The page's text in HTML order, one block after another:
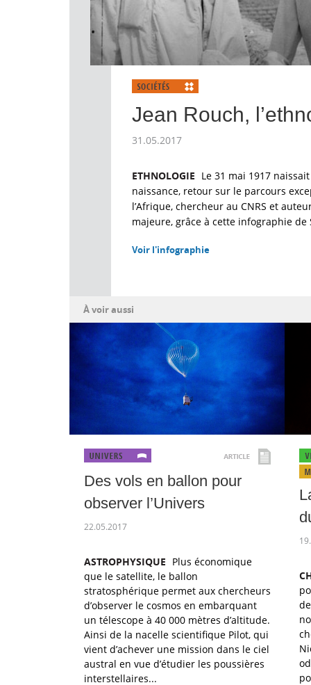
Jean Rouch,
31.05.2017
ETHNOLOGIE Le 31 mai 1917
naissance, retour sur le parcours
l’Afrique, chercheur au CNRS et
majeure, grâce à cette infographie de
Voir l'infographie
À voir aussi
Des vols en ballon pour
observer l’Univers
22.05.2017
ASTROPHYSIQUE Plus économique
que le satellite, le ballon
stratosphérique permet aux chercheurs
d’observer le cosmos en embarquant
un télescope à 40 000 mètres d’altitude.
Ainsi de la nacelle scientifique Pilot, qui
vient d’achever une mission dans le ciel
austral en vue d’étudier les poussières
interstellaires...